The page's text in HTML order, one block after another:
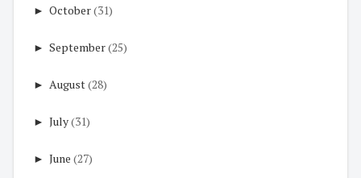
► October(31)
► September(25)
► August(28)
► July(31)
► June (27)